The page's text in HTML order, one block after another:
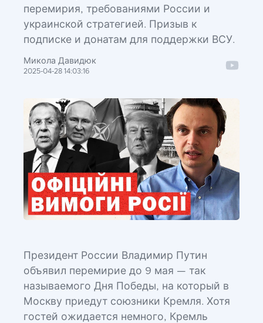
перемирия, требованиями России и
украинской стратегией. Призыв к
подписке и донатам для поддержки ВСУ.
Микола Давидюк
2025-04-28 14:03:16
Президент России Владимир Путин
объявил перемирие до 9 мая — так
называемого Дня Победы, на который в
Москву приедут союзники Кремля. Хотя
гостей ожидается немного, Кремль